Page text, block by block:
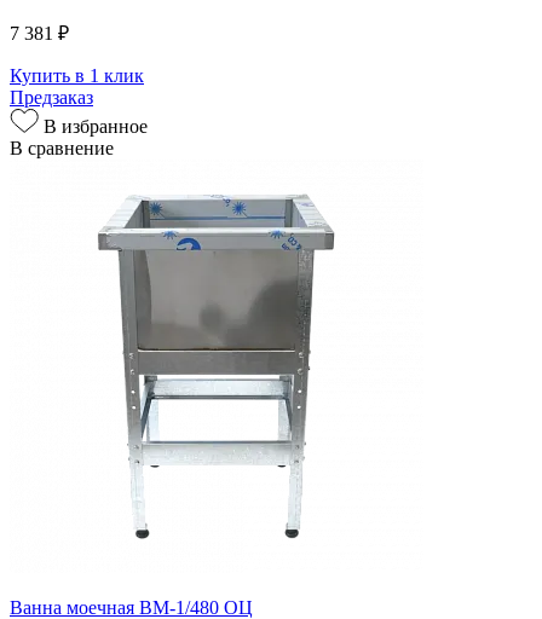
7 381 ₽
Купить в 1 клик
Предзаказ
В избранное
В сравнение
Ванна моечная ВМ-1/480 ОЦ